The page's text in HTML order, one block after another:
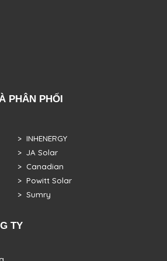
PHÂN PHỐI
> INHENERGY
> JA Solar
> Canadian
> Powitt Solar
> Sumry
TY